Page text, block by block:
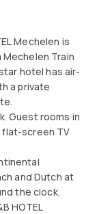
Mechelen is
Train
hotel has air-
a private
Guest rooms in
flat-screen TV
and Dutch at
the clock.
HOTEL